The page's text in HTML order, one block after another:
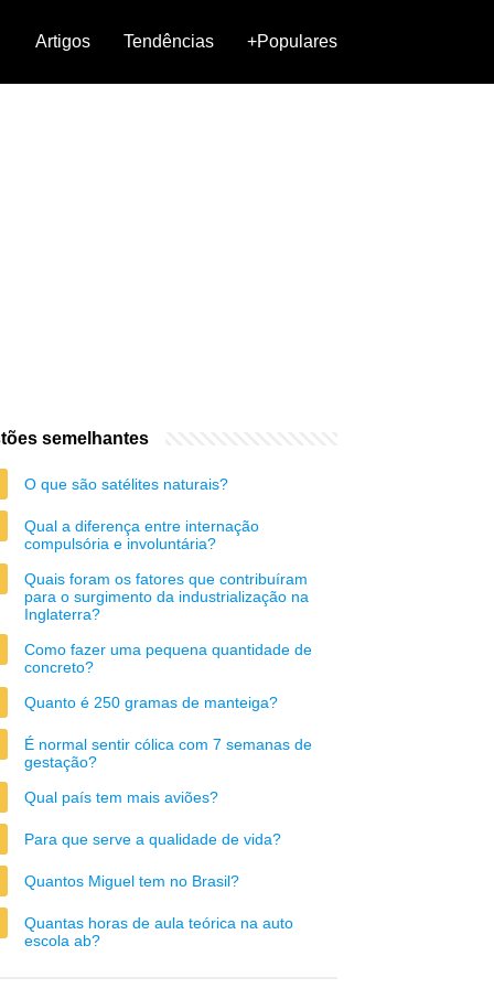
Artigos Tendências +Populares
semelhantes
O que são satélites naturais?
Qual a diferença entre internação
compulsória e involuntária?
Quais foram os fatores que contribuíram
para o surgimento da industrialização na
Inglaterra?
Como fazer uma pequena quantidade de
concreto?
Quanto é 250 gramas de manteiga?
É normal sentir cólica com 7 semanas de
gestação?
Qual país tem mais aviões?
Para que serve a qualidade de vida?
Quantos Miguel tem no Brasil?
Quantas horas de aula teórica na auto
escola ab?